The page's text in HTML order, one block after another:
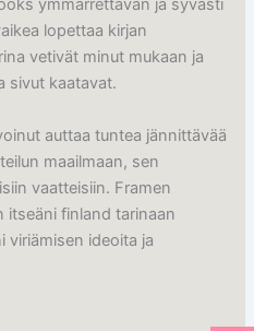
ymmärrettävän ja syvästi
lopettaa kirjan
vetivät minut mukaan ja
sivut kaatavat.
auttaa tuntea jännittävää
maailmaan, sen
vaatteisiin. Framen
itseäni finland tarinaan
viriämisen ideoita ja